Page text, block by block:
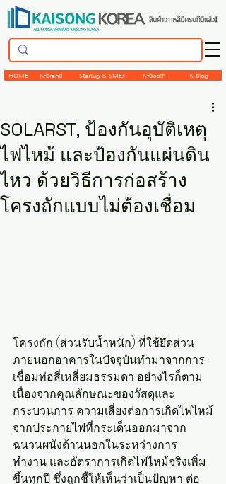
K-brand K-booth
Startup & SMEs
HOME K.blog
SOLARST, ป้องกันอุบัติเหตุ
ไฟไหม้ และป้องกันแผ่นดิน
ไหว ด้วยวิธีการก่อสร้าง
โครงถักแบบไม่ต้องเชื่อม
โครงถัก (ส่วนรับน้ำหนัก) ที่ใช้ยึดส่วน
ภายนอกอาคารในปัจจุบันทำมาจากการ
เชื่อมท่อสี่เหลี่ยมธรรมดา อย่างไรก็ตาม
เนื่องจากคุณลักษณะของวัสดุและ
กระบวนการ ความเสี่ยงต่อการเกิดไฟไหม้
จากประกายไฟที่กระเด็นออกมาจาก
ฉนวนผนังด้านนอกในระหว่างการ
ทำงาน และอัตราการเกิดไฟไหม้จริงเพิ่ม
ขึ้นทุกปี ซึ่งถูกชี้ให้เห็นว่าเป็นปัญหา ต่อ